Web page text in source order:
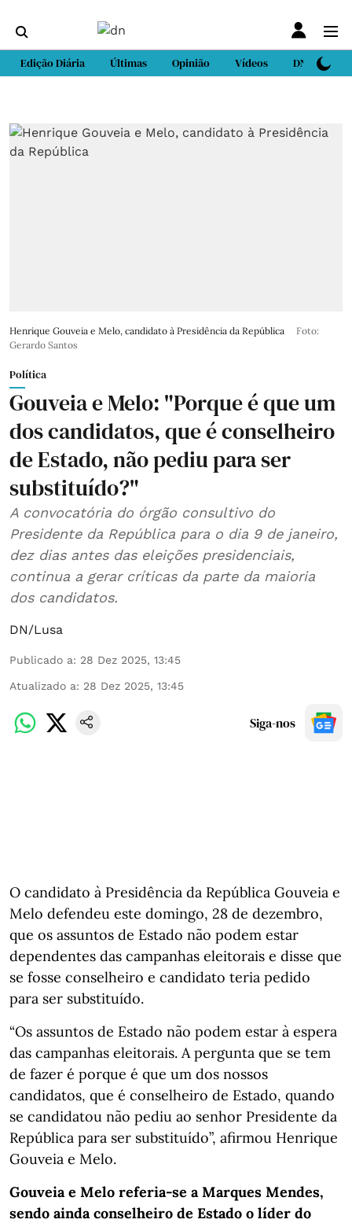
Edição Diária Últimas Opinião Vídeos DN Sport
Henrique Gouveia e Melo, candidato à Presidência da República
Foto:
Gerardo Santos
Política
Gouveia e Melo: "Porque é que um
dos candidatos, que é conselheiro
de Estado, não pediu para ser
substituído?"
A convocatória do órgão consultivo do
Presidente da República para o dia 9 de janeiro,
dez dias antes das eleições presidenciais,
continua a gerar críticas da parte da maioria
dos candidatos.
DN/Lusa
Publicado a: 28 Dez 2025, 13:45
Atualizado a: 28 Dez 2025, 13:45
Siga-nos
O candidato à Presidência da República Gouveia e
Melo defendeu este domingo, 28 de dezembro,
que os assuntos de Estado não podem estar
dependentes das campanhas eleitorais e disse que
se fosse conselheiro e candidato teria pedido
para ser substituído.
“Os assuntos de Estado não podem estar à espera
das campanhas eleitorais. A pergunta que se tem
de fazer é porque é que um dos nossos
candidatos, que é conselheiro de Estado, quando
se candidatou não pediu ao senhor Presidente da
República para ser substituído”, afirmou Henrique
Gouveia e Melo.
Gouveia e Melo referia-se a Marques Mendes,
sendo ainda conselheiro de Estado o líder do